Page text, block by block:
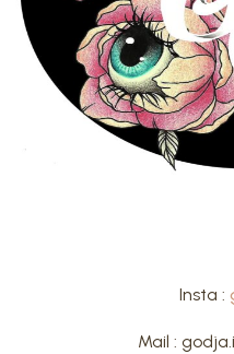
Insta :
Mail :